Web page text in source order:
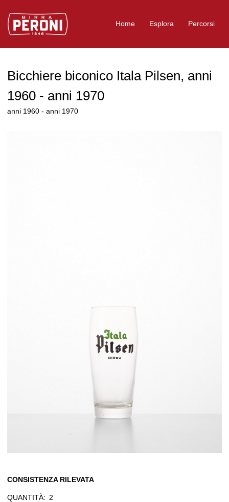
Logo Birra Peroni
Home Esplora Percorsi
Bicchiere biconico Itala Pilsen, anni
1960 - anni 1970
anni 1960 - anni 1970
CONSISTENZA RILEVATA
QUANTITÀ: 2